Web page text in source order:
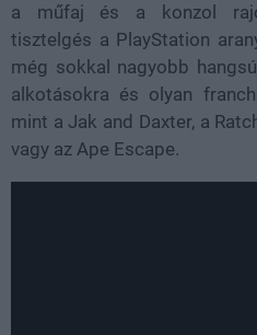
a műfaj és a konzol
tisztelgés a PlayStation
még sokkal nagyobb
alkotásokra és olyan
mint a Jak and Daxter, a
vagy az Ape Escape.